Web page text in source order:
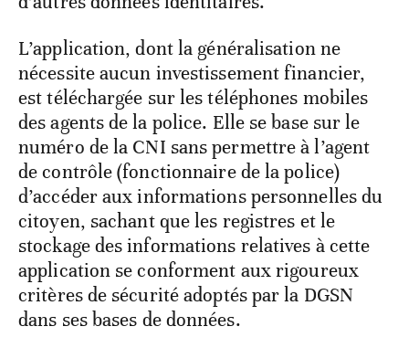
L’application, dont la généralisation ne
nécessite aucun investissement financier,
est téléchargée sur les téléphones mobiles
des agents de la police. Elle se base sur le
numéro de la CNI sans permettre à l’agent
de contrôle (fonctionnaire de la police)
d’accéder aux informations personnelles du
citoyen, sachant que les registres et le
stockage des informations relatives à cette
application se conforment aux rigoureux
critères de sécurité adoptés par la DGSN
dans ses bases de données.